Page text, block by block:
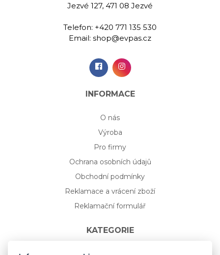
Jezvé 127, 471 08 Jezvé
Telefon: +420 771 135 530
Email: shop@evpas.cz
INFORMACE
O nás
Výroba
Pro firmy
Ochrana osobních údajů
Obchodní podmínky
Reklamace a vrácení zboží
Reklamační formulář
KATEGORIE